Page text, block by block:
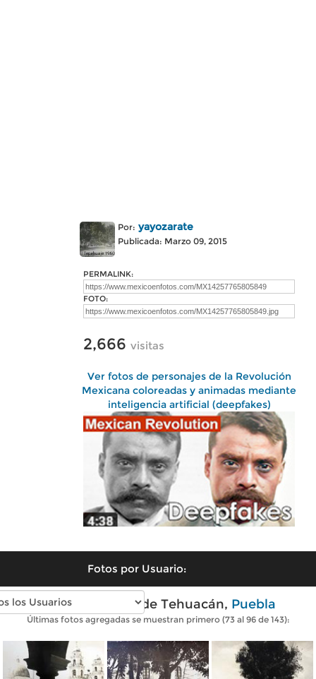
Por: yayozarate
Publicada: Marzo 09, 2015
PERMALINK:
FOTO:
2,666 visitas
Ver fotos de personajes de la Revolución
Mexicana coloreadas y animadas mediante
inteligencia artificial (deepfakes)
Fotos por Usuario:
Fotos antiguas de Tehuacán, Puebla
Últimas fotos agregadas se muestran primero (73 al 96 de 143):